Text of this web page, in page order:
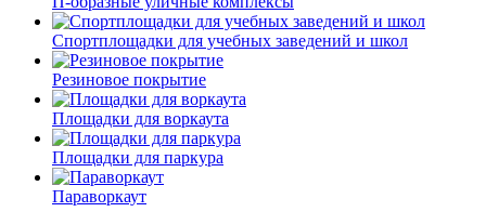
Спортплощадки для учебных заведений и школ
Резиновое покрытие
Площадки для воркаута
Площадки для паркура
Параворкаут